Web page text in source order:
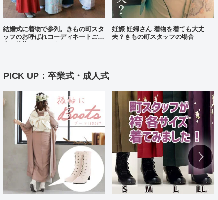
結婚式に着物で参列。きもの町スタ
ッフのお呼ばれコーディネートご紹
妊娠 妊婦さん 着物を着ても大丈
夫？きもの町スタッフの場合
PICK UP：卒業式・成人式